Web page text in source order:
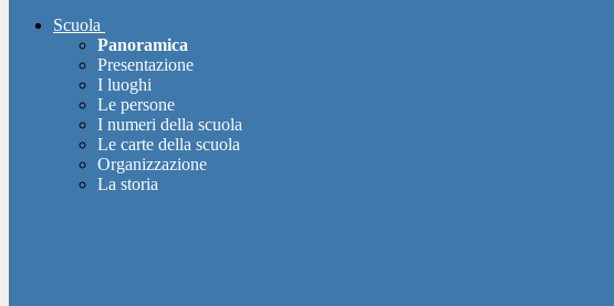
Scuola
Panoramica
Presentazione
I luoghi
Le persone
I numeri della scuola
Le carte della scuola
Organizzazione
La storia